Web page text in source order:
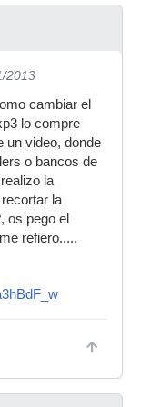
2013
cambiar el
lo compre
un video, donde
o bancos de
la
la
os pego el
refiero.....